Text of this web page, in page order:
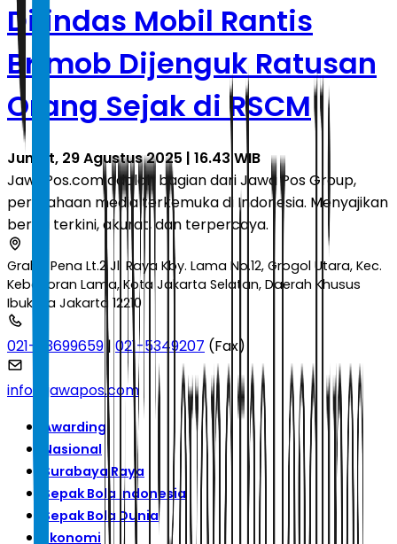
Dilindas Mobil Rantis
Brimob Dijenguk Ratusan
Orang Sejak di RSCM
Jumat, 29 Agustus 2025 | 16.43 WIB
JawaPos.com adalah bagian dari Jawa Pos Group,
perusahaan media terkemuka di Indonesia. Menyajikan
berita terkini, akurat, dan terpercaya.
Graha Pena Lt.2 Jl. Raya Kby. Lama No.12, Grogol Utara, Kec.
Kebayoran Lama, Kota Jakarta Selatan, Daerah Khusus
Ibukota Jakarta 12210
021-53699659 | 021-5349207 (Fax)
info@jawapos.com
Awarding
Nasional
Surabaya Raya
Sepak Bola Indonesia
Sepak Bola Dunia
Ekonomi